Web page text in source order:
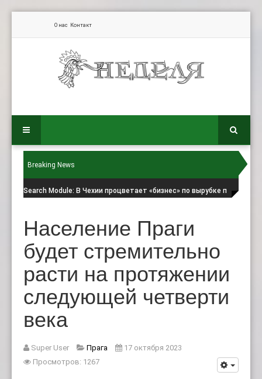
О нас Контакт
Breaking News
Search Module: В Чехии процветает «бизнес» по вырубке п
Население Праги
будет стремительно
расти на протяжении
следующей четверти
века
Super User Прага
17 октября 2023
Просмотров: 1267